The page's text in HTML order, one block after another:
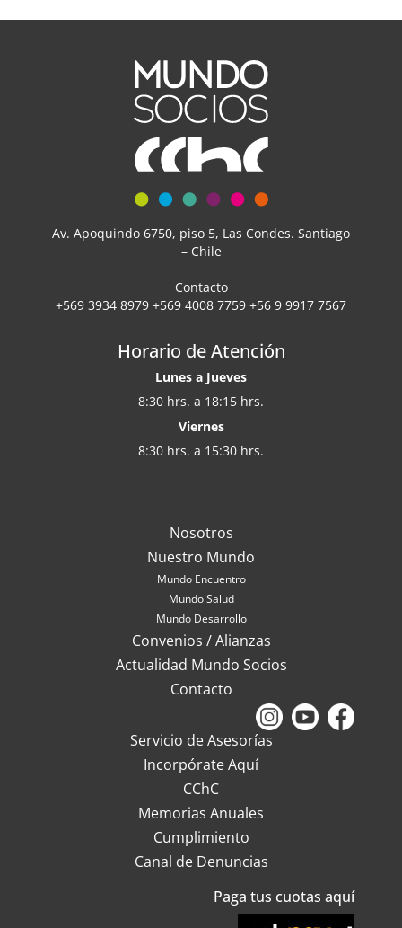
Av. Apoquindo 6750, piso 5, Las Condes. Santiago
– Chile
Contacto
+569 3934 8979 +569 4008 7759 +56 9 9917 7567
Horario de Atención
Lunes a Jueves
8:30 hrs. a 18:15 hrs.
Viernes
8:30 hrs. a 15:30 hrs.
Nosotros
Nuestro Mundo
Mundo Encuentro
Mundo Salud
Mundo Desarrollo
Convenios / Alianzas
Actualidad Mundo Socios
Contacto
Servicio de Asesorías
Incorpórate Aquí
CChC
Memorias Anuales
Cumplimiento
Canal de Denuncias
Paga tus cuotas aquí